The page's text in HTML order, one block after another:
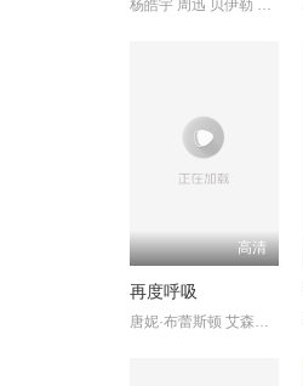
杨皓宇 周迅 贝伊勒 康春雷
高清
再度呼吸